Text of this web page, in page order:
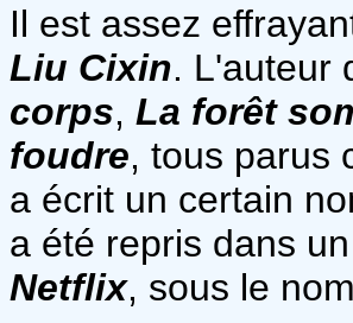
Il est assez
Liu Cixin. L'auteur
corps, La forêt
foudre, tous parus
a écrit un certain
a été repris dans
Netflix, sous le